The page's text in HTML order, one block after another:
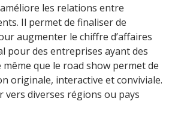
les relations entre
Il permet de finaliser de
augmenter le chiffre d’affaires
pour des entreprises ayant des
même que le road show permet de
originale, interactive et conviviale.
vers diverses régions ou pays